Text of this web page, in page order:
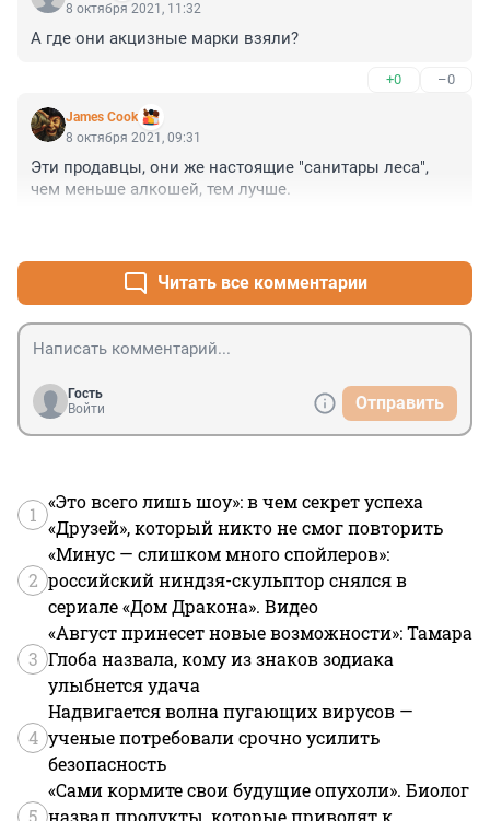
8 октября 2021, 11:32
А где они акцизные марки взяли?
+0 –0
James Cook
8 октября 2021, 09:31
Эти продавцы, они же настоящие "санитары леса",
чем меньше алкошей, тем лучше.
Читать все комментарии
Гость
Войти
Отправить
1
«Это всего лишь шоу»: в чем секрет успеха
«Друзей», который никто не смог повторить
2
«Минус — слишком много спойлеров»:
российский ниндзя-скульптор снялся в
сериале «Дом Дракона». Видео
3
«Август принесет новые возможности»: Тамара
Глоба назвала, кому из знаков зодиака
улыбнется удача
4
Надвигается волна пугающих вирусов —
ученые потребовали срочно усилить
безопасность
5
«Сами кормите свои будущие опухоли». Биолог
назвал продукты, которые приводят к